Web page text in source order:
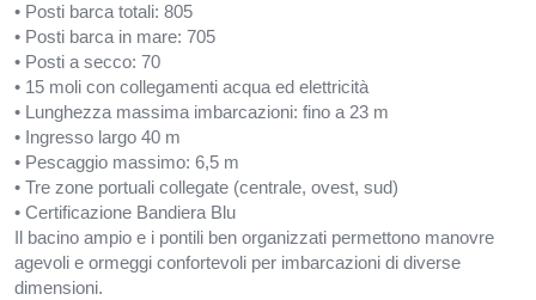
• Posti barca totali: 805
• Posti barca in mare: 705
• Posti a secco: 70
• 15 moli con collegamenti acqua ed elettricità
• Lunghezza massima imbarcazioni: fino a 23 m
• Ingresso largo 40 m
• Pescaggio massimo: 6,5 m
• Tre zone portuali collegate (centrale, ovest, sud)
• Certificazione Bandiera Blu
Il bacino ampio e i pontili ben organizzati permettono manovre
agevoli e ormeggi confortevoli per imbarcazioni di diverse
dimensioni.